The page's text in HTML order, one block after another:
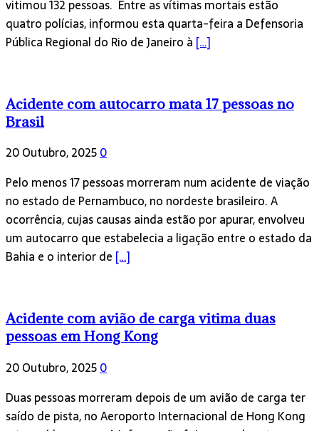
vitimou 132 pessoas. Entre as vítimas mortais estão
quatro polícias, informou esta quarta-feira a Defensoria
Pública Regional do Rio de Janeiro à […]
Acidente com autocarro mata 17 pessoas no
Brasil
20 Outubro, 20250
Pelo menos 17 pessoas morreram num acidente de viação
no estado de Pernambuco, no nordeste brasileiro. A
ocorrência, cujas causas ainda estão por apurar, envolveu
um autocarro que estabelecia a ligação entre o estado da
Bahia e o interior de […]
Acidente com avião de carga vitima duas
pessoas em Hong Kong
20 Outubro, 20250
Duas pessoas morreram depois de um avião de carga ter
saído de pista, no Aeroporto Internacional de Hong Kong